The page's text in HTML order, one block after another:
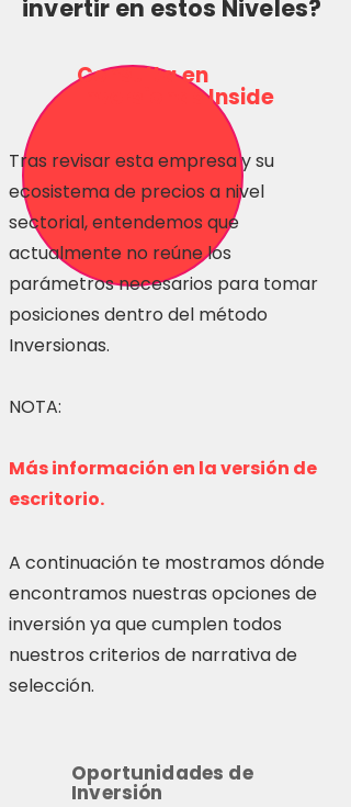
invertir en estos Niveles?
Consulta en
Inversionas Inside
Tras revisar esta empresa y su
ecosistema de precios a nivel
sectorial, entendemos que
actualmente no reúne los
parámetros necesarios para tomar
posiciones dentro del método
Inversionas.
NOTA:
Más información en la versión de
escritorio.
A continuación te mostramos dónde
encontramos nuestras opciones de
inversión ya que cumplen todos
nuestros criterios de narrativa de
selección.
Oportunidades de
Inversión